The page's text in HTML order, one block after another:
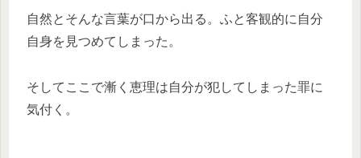
自然とそんな言葉が口から出る。ふと客観的に自分
自身を見つめてしまった。
そしてここで漸く恵理は自分が犯してしまった罪に
気付く。